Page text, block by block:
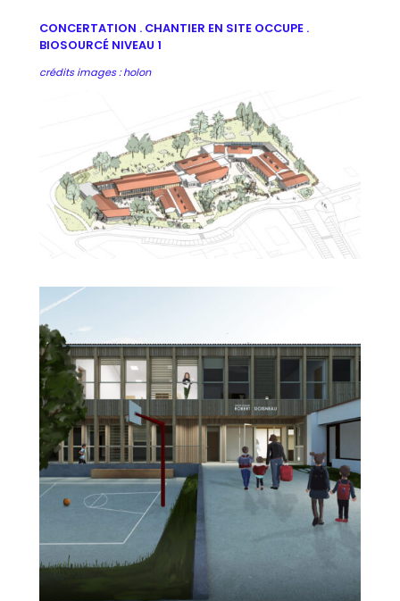
CONCERTATION . CHANTIER EN SITE OCCUPE .
BIOSOURCÉ NIVEAU 1
crédits images : holon